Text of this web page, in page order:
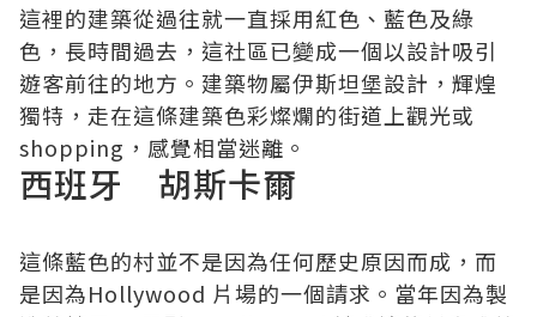
這裡的建築從過往就一直採用紅色、藍色及綠
色，長時間過去，這社區已變成一個以設計吸引
遊客前往的地方。建築物屬伊斯坦堡設計，輝煌
獨特，走在這條建築色彩燦爛的街道上觀光或
shopping，感覺相當迷離。
西班牙 胡斯卡爾
這條藍色的村並不是因為任何歷史原因而成，而
是因為Hollywood 片場的一個請求。當年因為製